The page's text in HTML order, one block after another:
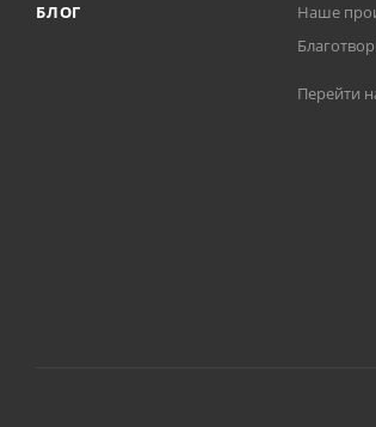
БЛОГ
Наше
Перейти